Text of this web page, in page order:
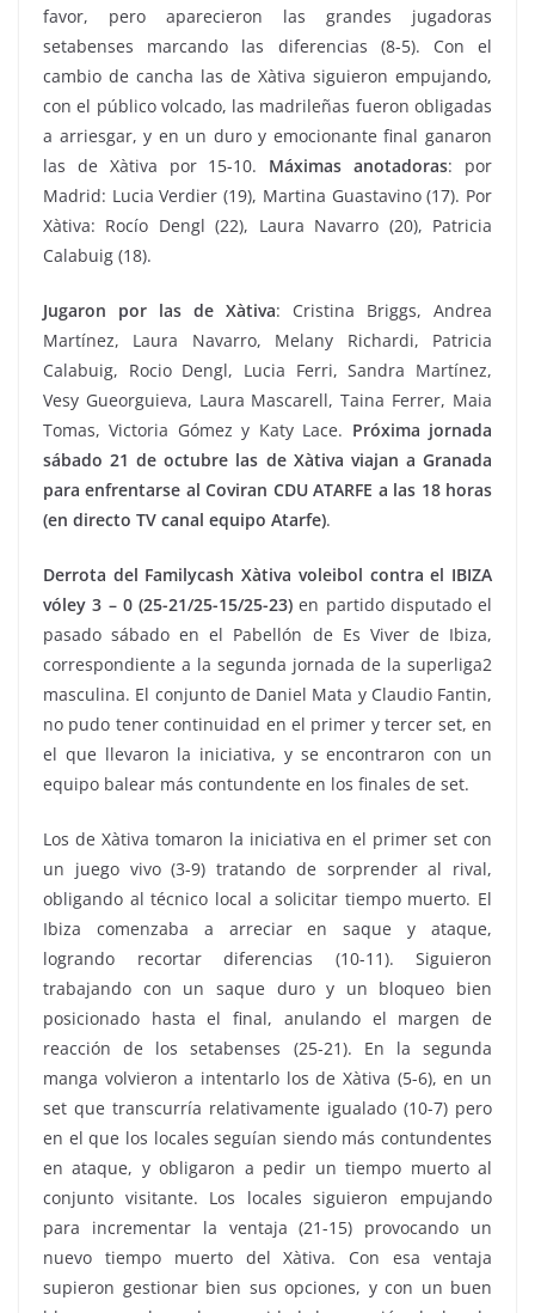
favor, pero aparecieron las grandes jugadoras
setabenses marcando las diferencias (8-5). Con el
cambio de cancha las de Xàtiva siguieron empujando,
con el público volcado, las madrileñas fueron obligadas
a arriesgar, y en un duro y emocionante final ganaron
las de Xàtiva por 15-10. Máximas anotadoras: por
Madrid: Lucia Verdier (19), Martina Guastavino (17). Por
Xàtiva: Rocío Dengl (22), Laura Navarro (20), Patricia
Calabuig (18).
Jugaron por las de Xàtiva: Cristina Briggs, Andrea
Martínez, Laura Navarro, Melany Richardi, Patricia
Calabuig, Rocio Dengl, Lucia Ferri, Sandra Martínez,
Vesy Gueorguieva, Laura Mascarell, Taina Ferrer, Maia
Tomas, Victoria Gómez y Katy Lace. Próxima jornada
sábado 21 de octubre las de Xàtiva viajan a Granada
para enfrentarse al Coviran CDU ATARFE a las 18 horas
(en directo TV canal equipo Atarfe).
Derrota del Familycash Xàtiva voleibol contra el IBIZA
vóley 3 – 0 (25-21/25-15/25-23)en partido disputado el
pasado sábado en el Pabellón de Es Viver de Ibiza,
correspondiente a la segunda jornada de la superliga2
masculina. El conjunto de Daniel Mata y Claudio Fantin,
no pudo tener continuidad en el primer y tercer set, en
el que llevaron la iniciativa, y se encontraron con un
equipo balear más contundente en los finales de set.
Los de Xàtiva tomaron la iniciativa en el primer set con
un juego vivo (3-9) tratando de sorprender al rival,
obligando al técnico local a solicitar tiempo muerto. El
Ibiza comenzaba a arreciar en saque y ataque,
logrando recortar diferencias (10-11). Siguieron
trabajando con un saque duro y un bloqueo bien
posicionado hasta el final, anulando el margen de
reacción de los setabenses (25-21). En la segunda
manga volvieron a intentarlo los de Xàtiva (5-6), en un
set que transcurría relativamente igualado (10-7) pero
en el que los locales seguían siendo más contundentes
en ataque, y obligaron a pedir un tiempo muerto al
conjunto visitante. Los locales siguieron empujando
para incrementar la ventaja (21-15) provocando un
nuevo tiempo muerto del Xàtiva. Con esa ventaja
supieron gestionar bien sus opciones, y con un buen